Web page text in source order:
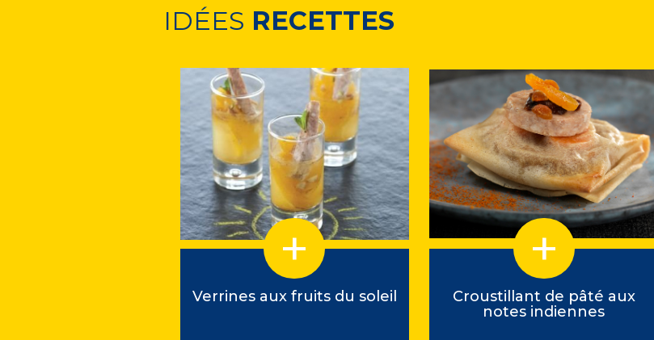
IDÉES RECETTES
Verrines aux fruits du soleil
Croustillant de pâté aux
notes indiennes